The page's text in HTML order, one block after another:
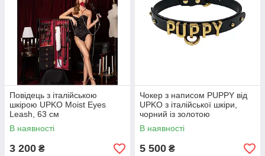
Повідець з італійською
шкірою UPKO Moist Eyes
Leash, 63 см
В наявності
3 200 ₴
Чокер з написом PUPPY від
UPKO з італійської шкіри,
чорний із золотою
фурнітурою
В наявності
5 500 ₴